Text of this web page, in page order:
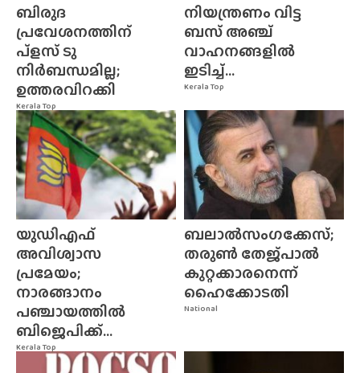
Kerala Top
ബിരുദ
പ്രവേശനത്തിന്
പ്ളസ് ടു
നിർബന്ധമില്ല;
ഉത്തരവിറക്കി
Kerala Top
നിയന്ത്രണം വിട്ട
ബസ് അഞ്ച്
വാഹനങ്ങളിൽ
ഇടിച്ച്...
Kerala Top
യുഡിഎഫ്
അവിശ്വാസ
പ്രമേയം;
നാരങ്ങാനം
പഞ്ചായത്തിൽ
ബിജെപിക്ക്...
National
ബലാൽസംഗക്കേസ്;
തരുൺ തേജ്‌പാൽ
കുറ്റക്കാരനെന്ന്
ഹൈക്കോടതി